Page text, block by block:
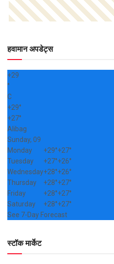
हवामान अपडेट्स
+29
°
C
+29°
+27°
Alibag
Sunday, 09
Monday
+29°+27°
Tuesday
+27°+26°
Wednesday+28°+26°
Thursday
+28°+27°
Friday
+28°+27°
Saturday
+28°+27°
See 7-Day Forecast
स्टॉक मार्केट